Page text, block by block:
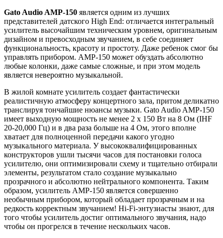
Gato Audio AMP-150 является одним из лучших
представителей датского High End: отличается интегральный
усилитель высочайшим техническим уровнем, оригинальным
дизайном и превосходным звучанием, в себе соединяет
функциональность, красоту и простоту. Даже ребенок смог бы
управлять прибором. AMP-150 может обуздать абсолютно
любые колонки, даже самые сложные, и при этом модель
является невероятно музыкальной.
В жилой комнате усилитель создает фантастически
реалистичную атмосферу концертного зала, притом деликатно
транслируя тончайшие нюансы музыки. Gato Audio AMP-150
имеет выходную мощность не менее 2 x 150 Вт на 8 Ом (IHF
20-20,000 Гц) и в два раза больше на 4 Ом, этого вполне
хватает для полноценной передачи какого угодно
музыкального материала. У высококвалифицированных
конструкторов ушли тысячи часов для постановки голоса
усилителю, они оптимизировали схему и тщательно отбирали
элементы, результатом стало создание музыкально
прозрачного и абсолютно нейтрального компонента. Таким
образом, усилитель AMP-150 является совершенно
необычным прибором, который обладает прозрачным и на
редкость корректным звучанием! Hi-Fi-энтузиасты знают, для
того чтобы усилитель достиг оптимального звучания, надо
чтобы он прогрелся в течение нескольких часов.